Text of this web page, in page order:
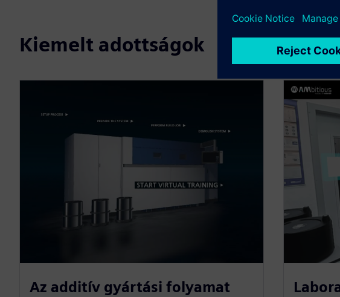
Kiemelt adottságok
Az additív gyártási folyamat